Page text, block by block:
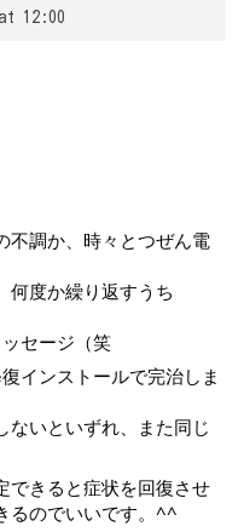
12:00
不調か、時々とつぜん電
何度か繰り返すうち
セージ（笑
インストールで完治しま
ないといずれ、また同じ
できると症状を回復させ
るのでいいです。^^